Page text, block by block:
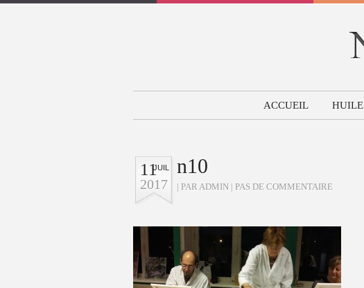
ACCUEIL HUILE
JUIL
11
2017
n10
| PAR ADMIN | PAS DE COMMENTAIRE